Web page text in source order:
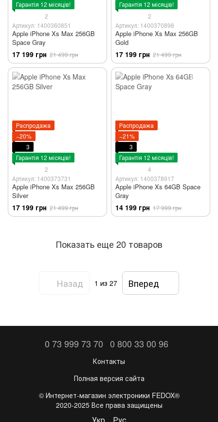
Гарантія 12 місяців!
2
Артикул: 1400360851
Apple iPhone Xs Max 256GB
Space Gray
17 199 грн 21 499 грн
Гарантія 12 місяців!
2
Артикул: 1400370898
Apple iPhone Xs Max 256GB
Gold
17 199 грн 21 499 грн
Распродажа
−20%
3
Гарантія 12 місяців!
2
Артикул: 1400373731
Apple iPhone Xs Max 256GB
Silver
17 199 грн 21 499 грн
Распродажа
−21%
3
Гарантія 12 місяців!
4
Артикул: 1400378917
Apple iPhone Xs 64GB Space
Gray
14 199 грн 17 999 грн
Показать еще 20 товаров
Назад 1 из 27 Вперед
0 73 999 73 70 0 800 33 00 96
Контакты
Полная версия сайта
©️ Интернет-магазин электроники FEDOX®
2020-2025 Все права защищены